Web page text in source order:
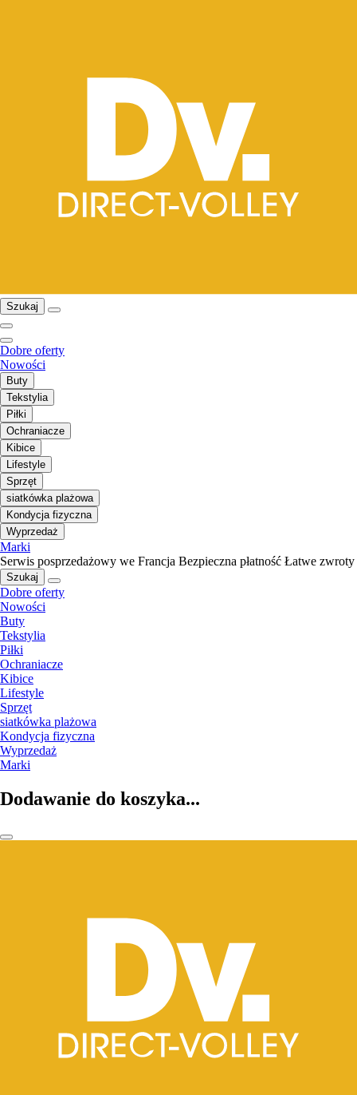
Szukaj
Dobre oferty
Nowości
Buty
Tekstylia
Piłki
Ochraniacze
Kibice
Lifestyle
Sprzęt
siatkówka plażowa
Kondycja fizyczna
Wyprzedaż
Marki
Serwis posprzedażowy we Francja Bezpieczna płatność Łatwe zwroty
Szukaj
Dobre oferty
Nowości
Buty
Tekstylia
Piłki
Ochraniacze
Kibice
Lifestyle
Sprzęt
siatkówka plażowa
Kondycja fizyczna
Wyprzedaż
Marki
Dodawanie do koszyka...